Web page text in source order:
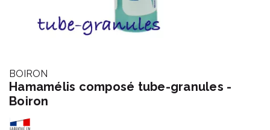
BOIRON
Hamamélis composé tube-granules -
Boiron